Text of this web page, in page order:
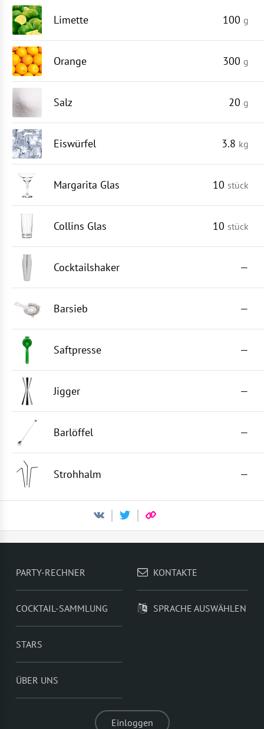
Limette 100 g
Orange 300 g
Salz 20 g
Eiswürfel 3.8 kg
Margarita Glas 10 stück
Collins Glas 10 stück
Cocktailshaker —
Barsieb —
Saftpresse —
Jigger —
Barlöffel —
Strohhalm —
PARTY-RECHNER
COCKTAIL-SAMMLUNG
STARS
ÜBER UNS
KONTAKTE
SPRACHE AUSWÄHLEN
Einloggen